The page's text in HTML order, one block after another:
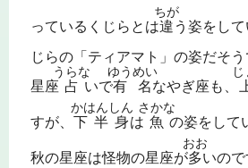
っているくじらとは違
ちが
う姿をして
じらの「ティアマト」の姿だそう
星座 占
うらな
いで有名
ゆうめい
なやぎ座も、
すが、 下半身
かはんしん
は 魚
さかな
の姿をして
秋の星座は怪物の星座が多
おお
いの